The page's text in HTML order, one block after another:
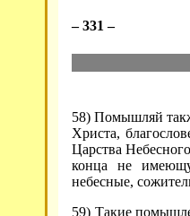
– 331 –
58) Помышляй
Христа,
Царства
конца не
небесные,
59) Такие